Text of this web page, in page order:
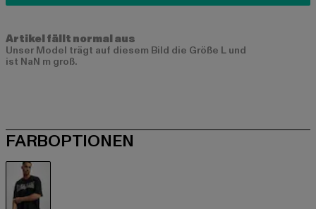
Artikel fällt normal aus
Unser Model trägt auf diesem Bild die Größe L und
ist NaN m groß.
FARBOPTIONEN